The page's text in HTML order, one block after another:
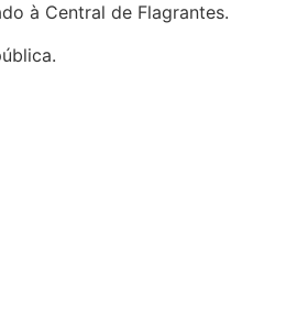
à Central de Flagrantes.